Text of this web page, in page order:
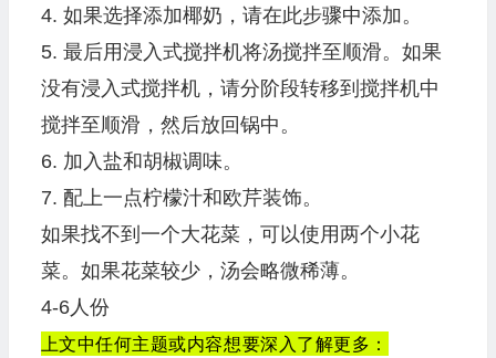
4. 如果选择添加椰奶，请在此步骤中添加。
5. 最后用浸入式搅拌机将汤搅拌至顺滑。如果
没有浸入式搅拌机，请分阶段转移到搅拌机中
搅拌至顺滑，然后放回锅中。
6. 加入盐和胡椒调味。
7. 配上一点柠檬汁和欧芹装饰。
如果找不到一个大花菜，可以使用两个小花
菜。如果花菜较少，汤会略微稀薄。
4-6人份
上文中任何主题或内容想要深入了解更多：